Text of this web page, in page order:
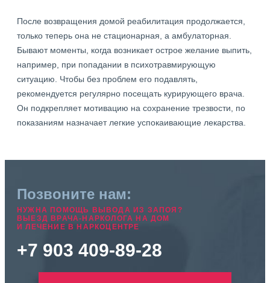
После возвращения домой реабилитация продолжается,
только теперь она не стационарная, а амбулаторная.
Бывают моменты, когда возникает острое желание выпить,
например, при попадании в психотравмирующую
ситуацию. Чтобы без проблем его подавлять,
рекомендуется регулярно посещать курирующего врача.
Он подкрепляет мотивацию на сохранение трезвости, по
показаниям назначает легкие успокаивающие лекарства.
Позвоните нам:
НУЖНА ПОМОЩЬ ВЫВОДА ИЗ ЗАПОЯ?
ВЫЕЗД ВРАЧА-НАРКОЛОГА НА ДОМ
И ЛЕЧЕНИЕ В НАРКОЦЕНТРЕ
+7 903 409-89-28